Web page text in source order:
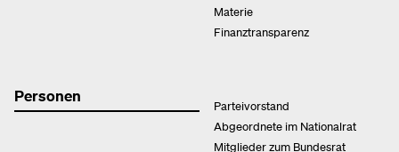
Materie
Finanztransparenz
Personen
Parteivorstand
Abgeordnete im Nationalrat
Mitglieder zum Bundesrat